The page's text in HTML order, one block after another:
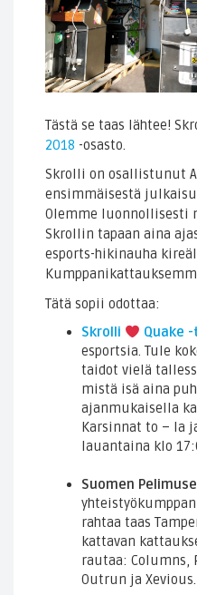
Tästä se taas lähtee!
2018 -osasto.
Skrolli on osallistunut
ensimmäisestä
Olemme luonnollisesti
Skrollin tapaan aina
esports-hikinauha
Tätä sopii odottaa:
Skrolli
Quake
esportsia. Tule
taidot vielä
mistä isä aina
ajanmukaisella
Karsinnat to – la
lauantaina klo
Suomen
rahtaa taas
kattavan
rautaa: Columns,
Outrun ja